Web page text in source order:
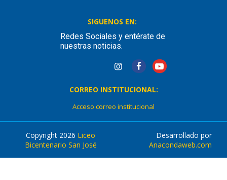
SIGUENOS EN:
Redes Sociales y entérate de
nuestras noticias.
CORREO INSTITUCIONAL:
Acceso correo institucional
Copyright 2026 Liceo
Bicentenario San José
Desarrollado por
Anacondaweb.com